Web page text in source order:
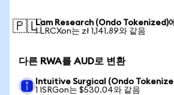
🇵🇱Lam Research (Ondo Tokenized)
1 LRCXon는 zł 1,141.89와 같음
다른 RWA를 AUD로 변환
Intuitive Surgical (Ondo
1 ISRGon는 $530.04와 같음